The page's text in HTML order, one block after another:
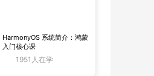
HarmonyOS 系统简介：鸿蒙
入门核心课
1951人在学